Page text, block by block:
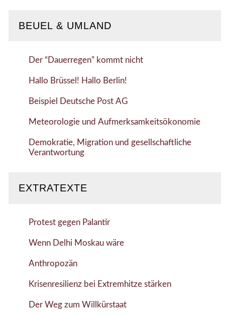
BEUEL & UMLAND
Der “Dauerregen” kommt nicht
Hallo Brüssel! Hallo Berlin!
Beispiel Deutsche Post AG
Meteorologie und Aufmerksamkeitsökonomie
Demokratie, Migration und gesellschaftliche
Verantwortung
EXTRATEXTE
Protest gegen Palantir
Wenn Delhi Moskau wäre
Anthropozän
Krisenresilienz bei Extremhitze stärken
Der Weg zum Willkürstaat